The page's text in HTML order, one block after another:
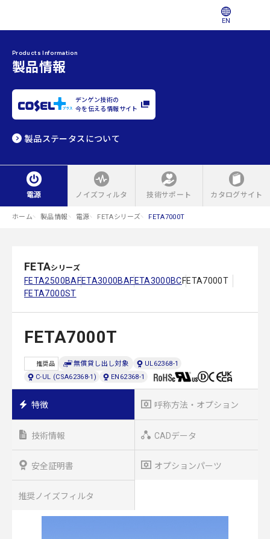
EN
Products Information
製品情報
デンゲン技術の
今を伝える情報サイト
製品ステータスについて
電源 ノイズフィルタ 技術サポート カタログサイト
ホーム 製品情報 電源 FETAシリーズ FETA7000T
FETAシリーズ
FETA2500BA FETA3000BAFETA3000BCFETA7000T
FETA7000ST
FETA7000T
推奨品 無償貸し出し対象
UL62368-1
C-UL (CSA62368-1)
EN62368-1
特徴 呼称方法・オプション
技術情報 CADデータ
安全証明書 オプションパーツ
推奨ノイズフィルタ